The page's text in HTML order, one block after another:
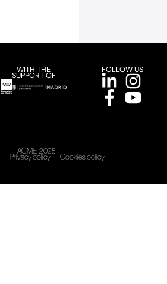
WITH THE
SUPPORT OF
FOLLOW US
ACME, 2025
Privacy policy Cookies policy